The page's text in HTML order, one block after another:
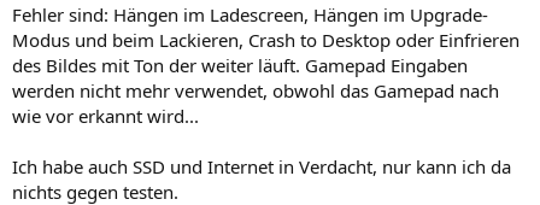
Fehler sind: Hängen im Ladescreen, Hängen im Upgrade-
Modus und beim Lackieren, Crash to Desktop oder Einfrieren
des Bildes mit Ton der weiter läuft. Gamepad Eingaben
werden nicht mehr verwendet, obwohl das Gamepad nach
wie vor erkannt wird...
Ich habe auch SSD und Internet in Verdacht, nur kann ich da
nichts gegen testen.